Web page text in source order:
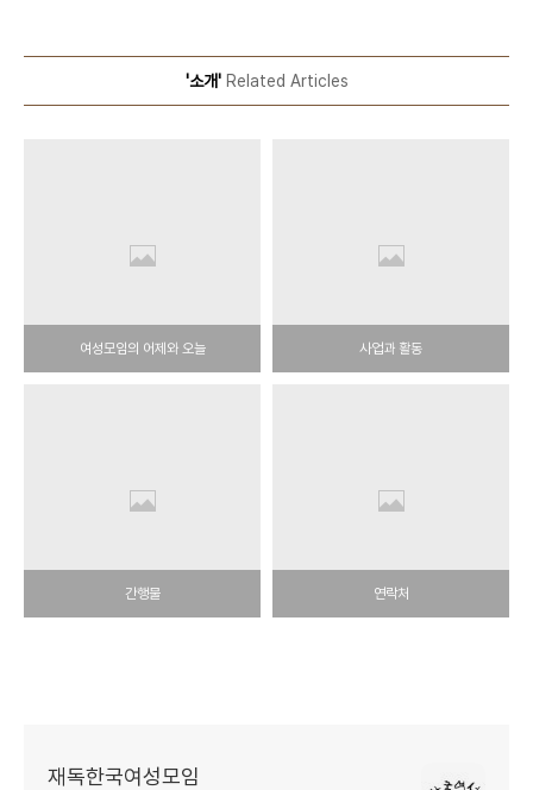
'소개'Related Articles
여성모임의 어제와 오늘 사업과 활동
간행물 연락처
재독한국여성모임